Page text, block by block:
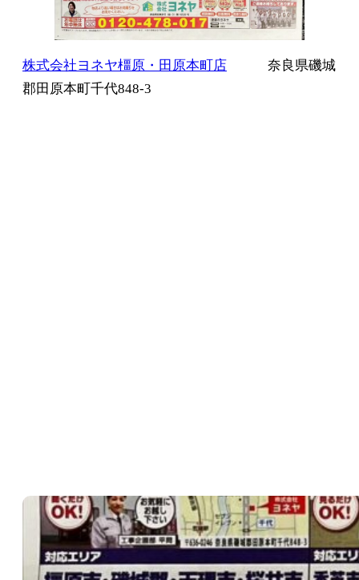
株式会社ヨネヤ橿原・田原本町店 奈良県磯城
郡田原本町千代848-3